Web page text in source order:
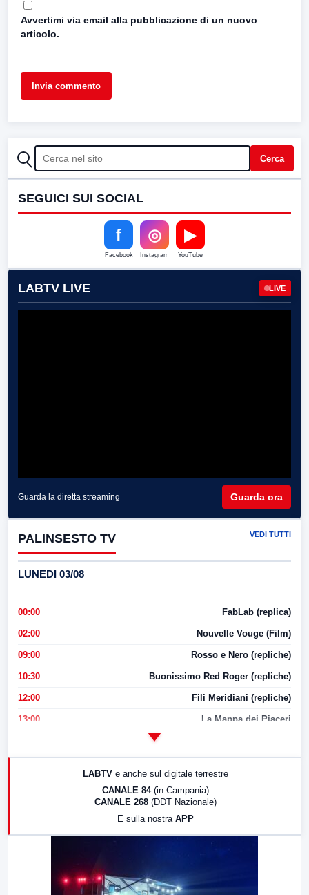
Avvertimi via email alla pubblicazione di un nuovo
articolo.
CERCA Cerca
SEGUICI SUI SOCIAL
f
Facebook
◎
Instagram
▶
YouTube
LABTV LIVE LIVE
Guarda la diretta streaming Guarda ora
PALINSESTO TV VEDI TUTTI
LUNEDI 03/08
00:00 FabLab (replica)
02:00 Nouvelle Vouge (Film)
09:00 Rosso e Nero (repliche)
10:30 Buonissimo Red Roger (repliche)
12:00 Fili Meridiani (repliche)
13:00 La Mappa dei Piaceri
LABTV e anche sul digitale terrestre
CANALE 84 (in Campania)
CANALE 268 (DDT Nazionale)
E sulla nostra APP